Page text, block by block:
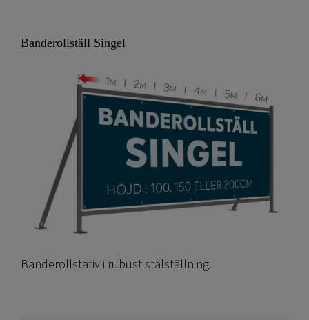
Banderollställ Singel
Banderollstativ i rubust stålställning.